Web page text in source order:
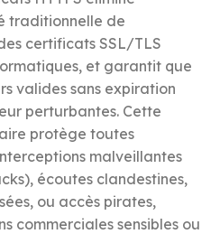
traditionnelle de
certificats SSL/TLS
et garantit que
valides sans expiration
perturbantes. Cette
protège toutes
malveillantes
écoutes clandestines,
ou accès pirates,
commerciales sensibles ou